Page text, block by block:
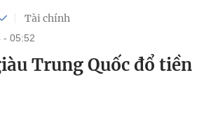
Tài chính
- 05:52
Trung Quốc đổ tiền